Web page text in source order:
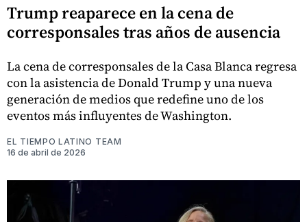
Trump reaparece en la cena de
corresponsales tras años de ausencia
La cena de corresponsales de la Casa Blanca regresa
con la asistencia de Donald Trump y una nueva
generación de medios que redefine uno de los
eventos más influyentes de Washington.
EL TIEMPO LATINO TEAM
16 de abril de 2026